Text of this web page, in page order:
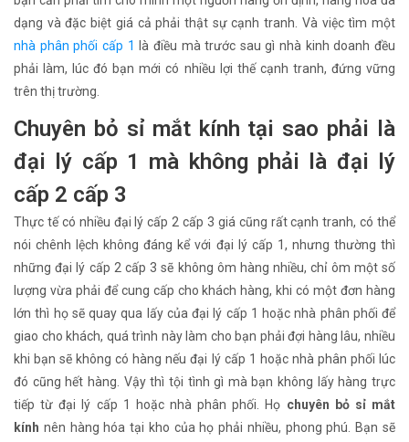
dạng và đặc biệt giá cả phải thật sự cạnh tranh. Và việc tìm một
nhà phân phối cấp 1
là điều mà trước sau gì nhà kinh doanh đều
phải làm, lúc đó bạn mới có nhiều lợi thế cạnh tranh, đứng vững
trên thị trường.
Chuyên bỏ sỉ mắt kính tại sao phải là
đại lý cấp 1 mà không phải là đại lý
cấp 2 cấp 3
Thực tế có nhiều đại lý cấp 2 cấp 3 giá cũng rất cạnh tranh, có thể
nói chênh lệch không đáng kể với đại lý cấp 1, nhưng thường thì
những đại lý cấp 2 cấp 3 sẽ không ôm hàng nhiều, chỉ ôm một số
lượng vừa phải để cung cấp cho khách hàng, khi có một đơn hàng
lớn thì họ sẽ quay qua lấy của đại lý cấp 1 hoặc nhà phân phối để
giao cho khách, quá trình này làm cho bạn phải đợi hàng lâu, nhiều
khi bạn sẽ không có hàng nếu đại lý cấp 1 hoặc nhà phân phối lúc
đó cũng hết hàng. Vậy thì tội tình gì mà bạn không lấy hàng trực
tiếp từ đại lý cấp 1 hoặc nhà phân phối. Họ chuyên bỏ sỉ mắt
kính nên hàng hóa tại kho của họ phải nhiều, phong phú. Bạn sẽ